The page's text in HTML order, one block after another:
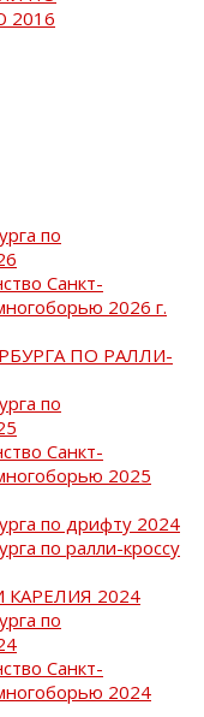
по
Санкт-
2026 г.
ПО РАЛЛИ-
по
Санкт-
2025
по дрифту 2024
по ралли-кроссу
2024
по
Санкт-
2024